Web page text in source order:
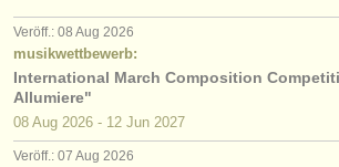
Veröff.: 08 Aug 2026
musikwettbewerb:
International March Composition
Allumiere"
08 Aug 2026 - 12 Jun 2027
Veröff.: 07 Aug 2026